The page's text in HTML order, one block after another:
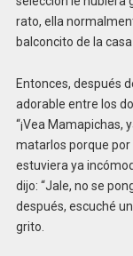
rato, ella
balconcito de la
Entonces, después
adorable entre los
“¡Vea Mamapichas,
matarlos porque por
estuviera ya
dijo: “Jale, no se
después, escuché
grito.